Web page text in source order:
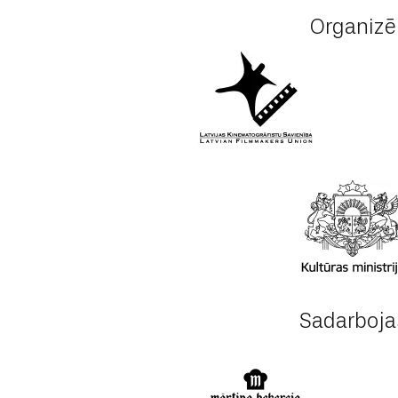
Organizē